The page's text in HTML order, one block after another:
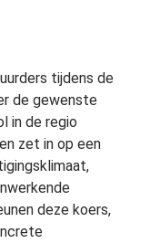
tijdens de
de gewenste
in de regio
zet in op een
deze koers,